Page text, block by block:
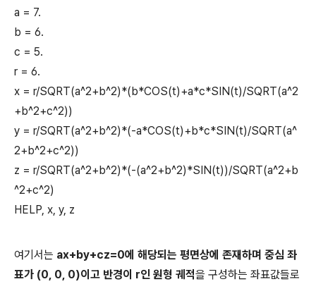
a = 7.
b = 6.
c = 5.
r = 6.
x = r/SQRT(a^2+b^2)*(b*COS(t)+a*c*SIN(t)/SQRT(a^2
+b^2+c^2))
y = r/SQRT(a^2+b^2)*(-a*COS(t)+b*c*SIN(t)/SQRT(a^
2+b^2+c^2))
z = r/SQRT(a^2+b^2)*(-(a^2+b^2)*SIN(t))/SQRT(a^2+b
^2+c^2)
HELP, x, y, z
여기서는 ax+by+cz=0에 해당되는 평면상에 존재하며 중심 좌
표가 (0, 0, 0)이고 반경이 r인 원형 궤적을 구성하는 좌표값들로